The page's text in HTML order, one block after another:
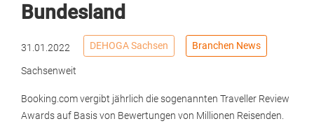
Bundesland
31.01.2022 DEHOGA Sachsen Branchen News
Sachsenweit
Booking.com vergibt jährlich die sogenannten Traveller Review
Awards auf Basis von Bewertungen von Millionen Reisenden.